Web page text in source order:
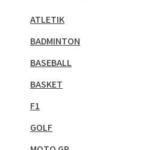
ATLETIK
BADMINTON
BASEBALL
BASKET
F1
GOLF